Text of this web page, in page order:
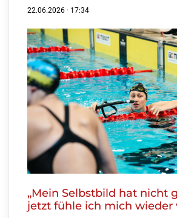
22.06.2026 · 17:34
„Mein Selbstbild hat nicht
jetzt fühle ich mich wieder